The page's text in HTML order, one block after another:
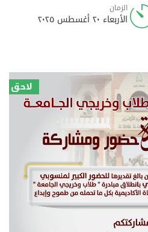
الزمان
الأربعاء ٢٠ أغسطس ٢٠٢٥
لاحق